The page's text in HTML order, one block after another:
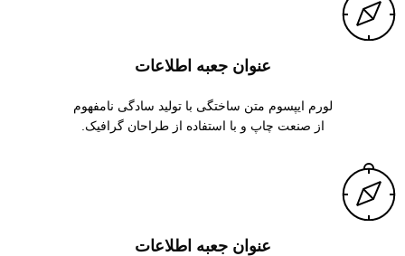
عنوان جعبه اطلاعات
لورم ایپسوم متن ساختگی با تولید سادگی نامفهوم
از صنعت چاپ و با استفاده از طراحان گرافیک.
عنوان جعبه اطلاعات